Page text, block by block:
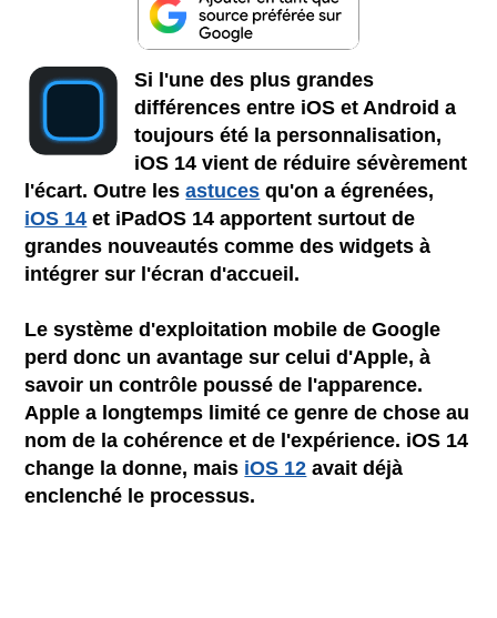
Si l'une des plus grandes
différences entre iOS et Android a
toujours été la personnalisation,
iOS 14 vient de réduire sévèrement
l'écart. Outre lesastuces qu'on a égrenées,
iOS 14 et iPadOS 14 apportent surtout de
grandes nouveautés comme des widgets à
intégrer sur l'écran d'accueil.
Le système d'exploitation mobile de Google
perd donc un avantage sur celui d'Apple, à
savoir un contrôle poussé de l'apparence.
Apple a longtemps limité ce genre de chose au
nom de la cohérence et de l'expérience. iOS 14
change la donne, mais iOS 12 avait déjà
enclenché le processus.